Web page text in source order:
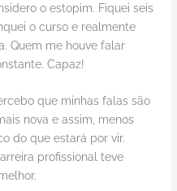
o estopim. Fiquei seis
o curso e realmente
Quem me houve falar
Capaz!
que minhas falas são
nova e assim, menos
do que estará por vir.
profissional teve